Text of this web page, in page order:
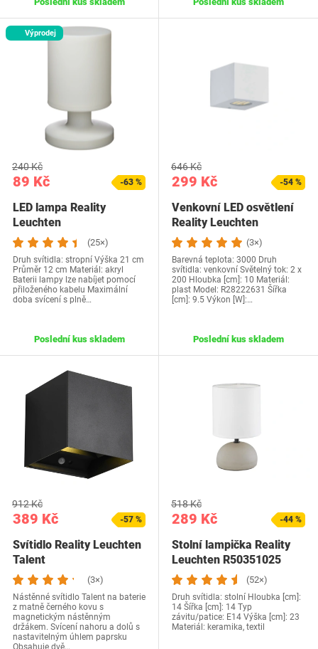
Výprodej
89 Kč
240 Kč
-63 %
LED lampa Reality
Leuchten
(25×)
Druh svítidla: stropní Výška 21 cm
Průměr 12 cm Materiál: akryl
Baterii lampy lze nabíjet pomocí
přiloženého kabelu Maximální
doba svícení s plně…
Poslední kus skladem
299 Kč
646 Kč
-54 %
Venkovní LED osvětlení
Reality Leuchten
(3×)
Barevná teplota: 3000 Druh
svítidla: venkovní Světelný tok: 2 x
200 Hloubka [cm]: 10 Materiál:
plast Model: R28222631 Šířka
[cm]: 9.5 Výkon [W]:…
Poslední kus skladem
389 Kč
912 Kč
-57 %
Svítidlo Reality Leuchten
Talent
(3×)
Nástěnné svítidlo Talent na baterie
z matně černého kovu s
magnetickým nástěnným
držákem. Svícení nahoru a dolů s
nastavitelným úhlem paprsku
Obsahuje dvě…
289 Kč
518 Kč
-44 %
Stolní lampička Reality
Leuchten R50351025
(52×)
Druh svítidla: stolní Hloubka [cm]:
14 Šířka [cm]: 14 Typ
závitu/patice: E14 Výška [cm]: 23
Materiál: keramika, textil